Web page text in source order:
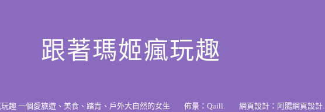
跟著瑪姬瘋玩趣
趣 一個愛旅遊、美食、踏青、戶外大自然的女生 佈景： Quill. 網頁設計： 阿腸網頁設計.